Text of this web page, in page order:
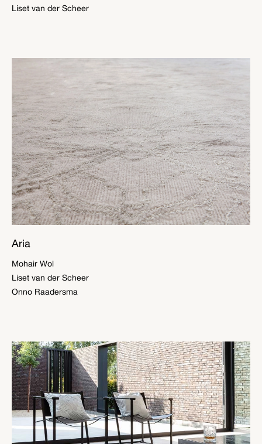
Liset van der Scheer
Aria
Mohair Wol
Liset van der Scheer
Onno Raadersma